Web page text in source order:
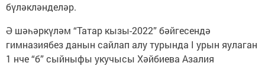
бүләкләнделәр.
Ә шәһәркүләм “Татар кызы-2022” бәйгесендә
гимназиябез данын сайлап алу турында I урын яулаган
1 нче “б” сыйныфы укучысы Хәйбиева Азалия